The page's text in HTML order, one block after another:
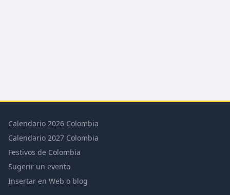
Calendario 2026 Colombia
Calendario 2027 Colombia
Festivos de Colombia
Sugerir un evento
Insertar en Web o blog